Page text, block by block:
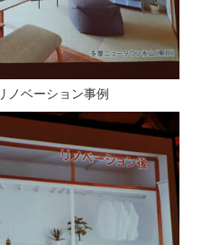
ノベーション事例